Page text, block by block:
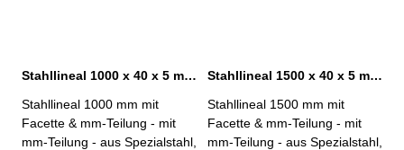
Stahllineal 1000 x 40 x 5 mm mit Facette & mm-Teilung
Stahllineal 1000 mm mit
Facette & mm-Teilung - mit
mm-Teilung - aus Spezialstahl,
Stahllineal 1500 x 40 x 5 mm mit Facette & mm-Teilung
Stahllineal 1500 mm mit
Facette & mm-Teilung - mit
mm-Teilung - aus Spezialstahl,